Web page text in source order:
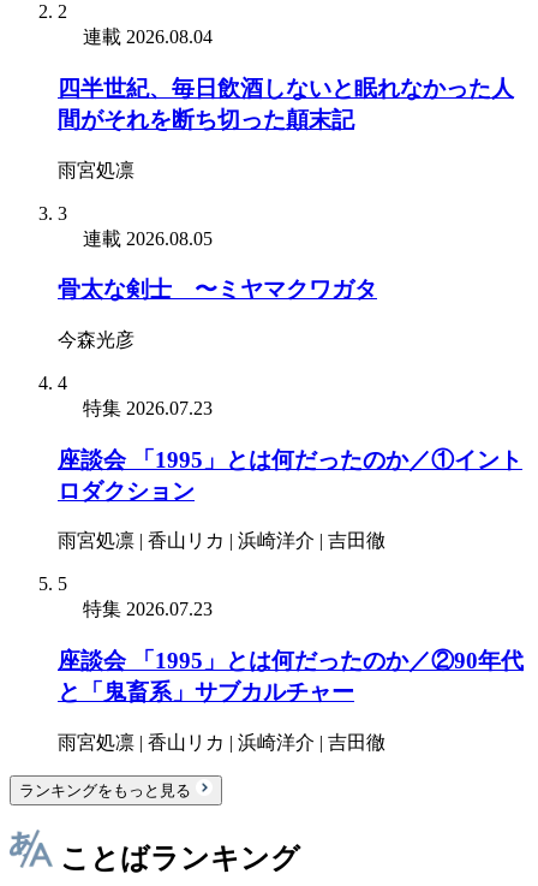
2
連載 2026.08.04
四半世紀、毎日飲酒しないと眠れなかった人
間がそれを断ち切った顛末記
雨宮処凛
3
連載 2026.08.05
骨太な剣士 〜ミヤマクワガタ
今森光彦
4
特集 2026.07.23
座談会 「1995」とは何だったのか／①イント
ロダクション
雨宮処凛 | 香山リカ | 浜崎洋介 | 吉田徹
5
特集 2026.07.23
座談会 「1995」とは何だったのか／②90年代
と「鬼畜系」サブカルチャー
雨宮処凛 | 香山リカ | 浜崎洋介 | 吉田徹
ランキングをもっと見る
ことばランキング